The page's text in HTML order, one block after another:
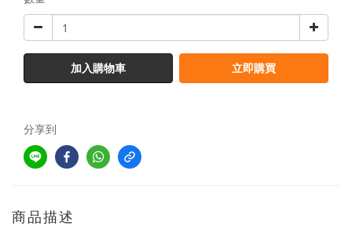
加入購物車 立即購買
分享到
商品描述